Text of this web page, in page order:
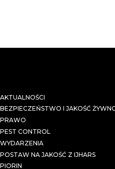
AKTUALNOŚCI
BEZPIECZEŃSTWO I JAKOŚĆ
PRAWO
PEST CONTROL
WYDARZENIA
POSTAW NA JAKOŚĆ Z IJHARS
PIORIN